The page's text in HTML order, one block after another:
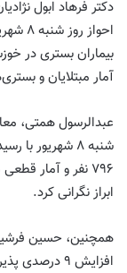
دکتر فرهاد ابول
بیماران بستری در
آمار مبتلایان و
عبدالرسول همتی،
شنبه ۸ شهریور
ابراز نگرانی کرد.
همچنین، حسین
افزایش ۹